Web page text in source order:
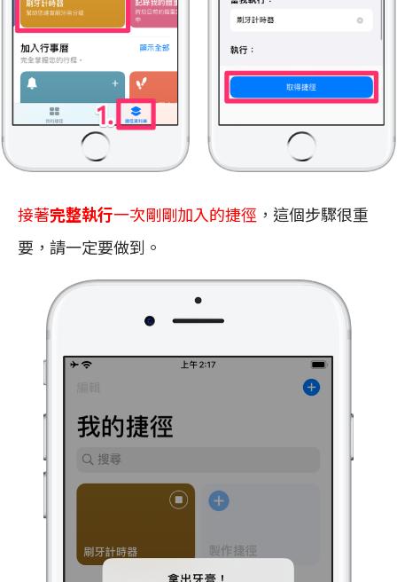
接著完整執行一次剛剛加入的捷徑 ， 這個步驟很重
要，請一定要做到。